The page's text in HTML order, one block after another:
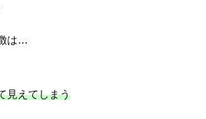
は…
見えてしまう